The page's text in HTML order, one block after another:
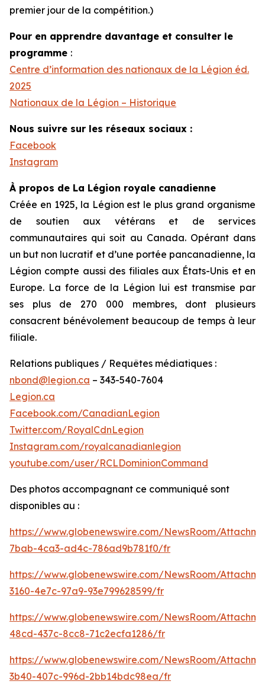
premier jour de la compétition.)
Pour en apprendre davantage et consulter le
programme :
Centre d’information des nationaux de la Légion éd.
2025
Nationaux de la Légion – Historique
Nous suivre sur les réseaux sociaux :
Facebook
Instagram
À propos de La Légion royale canadienne
Créée en 1925, la Légion est le plus grand organisme
de soutien aux vétérans et de services
communautaires qui soit au Canada. Opérant dans
un but non lucratif et d’une portée pancanadienne, la
Légion compte aussi des filiales aux États-Unis et en
Europe. La force de la Légion lui est transmise par
ses plus de 270 000 membres, dont plusieurs
consacrent bénévolement beaucoup de temps à leur
filiale.
Relations publiques / Requêtes médiatiques :
nbond@legion.ca – 343-540-7604
Legion.ca
Facebook.com/CanadianLegion
Twitter.com/RoyalCdnLegion
Instagram.com/royalcanadianlegion
youtube.com/user/RCLDominionCommand
Des photos accompagnant ce communiqué sont
disponibles au :
https://www.globenewswire.com/NewsRoom/
7bab-4ca3-ad4c-786ad9b781f0/fr
https://www.globenewswire.com/NewsRoom/
3160-4e7c-97a9-93e799628599/fr
https://www.globenewswire.com/NewsRoom/
48cd-437c-8cc8-71c2ecfa1286/fr
https://www.globenewswire.com/NewsRoom/
3b40-407c-996d-2bb14bdc98ea/fr